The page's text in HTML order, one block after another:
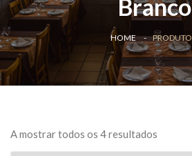
Branco
HOME PRODUTO
A mostrar todos os 4 resultados